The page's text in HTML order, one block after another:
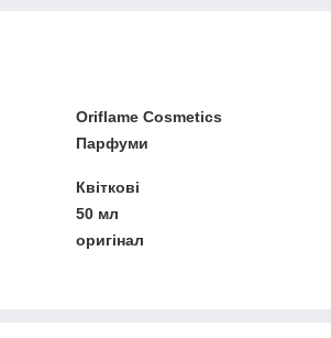
Oriflame Cosmetics
Парфуми
Квіткові
50 мл
оригінал